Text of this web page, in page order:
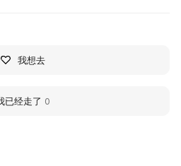
我想去
已经走了 0